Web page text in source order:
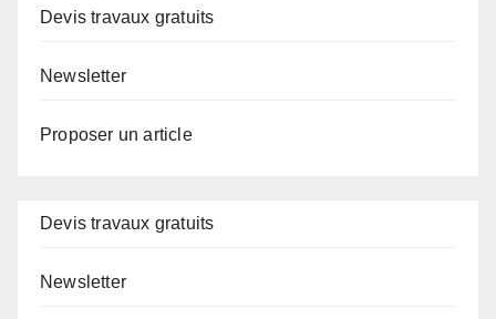
Devis travaux gratuits
Newsletter
Proposer un article
Devis travaux gratuits
Newsletter